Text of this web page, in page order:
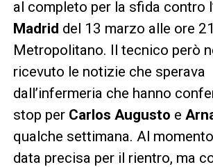
al completo per la sfida contro
Madrid del 13 marzo alle ore
Metropolitano. Il tecnico però
ricevuto le notizie che sperava
dall’infermeria che hanno
stop per Carlos Augusto e
qualche settimana. Al momento
data precisa per il rientro, ma